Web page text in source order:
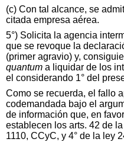
(c) Con tal alcance, se
citada empresa aérea.
5°) Solicita la agencia
que se revoque la
(primer agravio) y,
quantum a liquidar de los
el considerando 1° del
Como se recuerda, el fallo
codemandada bajo el
de información que, en
establecen los arts. 42 de
1110, CCyC, y 4° de la ley